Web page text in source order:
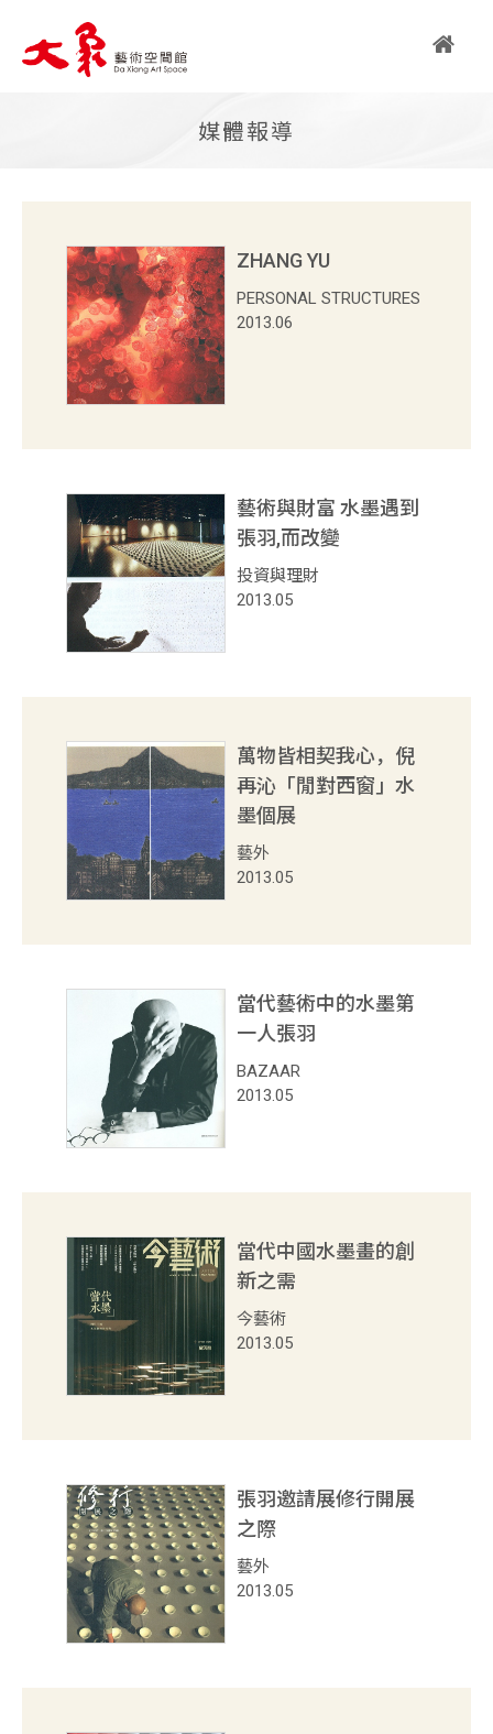
藝術亮點
關於創辦人
服務項目
聯絡我們
當期展覽
外展專區
藝博會專區
媒體報導
ZHANG YU
PERSONAL STRUCTURES
2013.06
藝術與財富 水墨遇到
張羽,而改變
投資與理財
2013.05
萬物皆相契我心，倪
再沁「閒對西窗」水
墨個展
藝外
2013.05
當代藝術中的水墨第
一人張羽
BAZAAR
2013.05
當代中國水墨畫的創
新之需
今藝術
2013.05
張羽邀請展修行開展
之際
藝外
2013.05